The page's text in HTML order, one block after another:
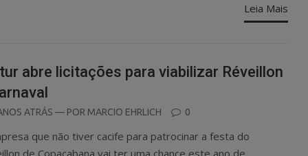
Leia Mais
abre licitações para viabilizar Réveillon
ATRÁS — POR MARCIO EHRLICH 0
que não tiver cacife para patrocinar a festa do
de Copacabana vai ter uma chance este ano de